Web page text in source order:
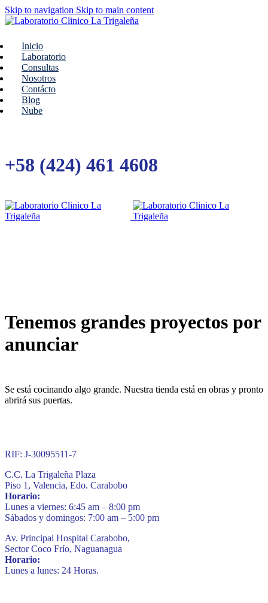
Skip to navigation Skip to main content
Inicio
Laboratorio
Consultas
Nosotros
Contácto
Blog
Nube
+58 (424) 461 4608
Tenemos grandes proyectos por
anunciar
Se está cocinando algo grande. Nuestra tienda está en obras y pronto
abrirá sus puertas.
RIF: J-30095511-7
C.C. La Trigaleña Plaza
Piso 1, Valencia, Edo. Carabobo
Horario:
Lunes a viernes: 6:45 am – 8:00 pm
Sábados y domingos: 7:00 am – 5:00 pm
Av. Principal Hospital Carabobo,
Sector Coco Frío, Naguanagua
Horario:
Lunes a lunes: 24 Horas.